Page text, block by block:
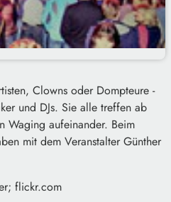
Clowns oder Dompteure -
und DJs. Sie alle treffen ab
Waging aufeinander. Beim
mit dem Veranstalter Günther
flickr.com